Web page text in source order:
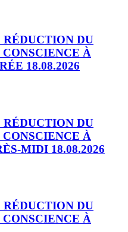
DU
À
18.08.2026
DU
À
MIDI 18.08.2026
DU
À